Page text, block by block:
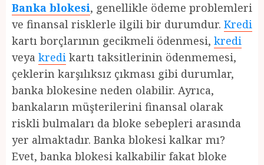
Banka blokesi, genellikle ödeme problemleri
ve finansal risklerle ilgili bir durumdur. Kredi
kartı borçlarının gecikmeli ödenmesi, kredi
veya kredi kartı taksitlerinin ödenmemesi,
çeklerin karşılıksız çıkması gibi durumlar,
banka blokesine neden olabilir. Ayrıca,
bankaların müşterilerini finansal olarak
riskli bulmaları da bloke sebepleri arasında
yer almaktadır. Banka blokesi kalkar mı?
Evet, banka blokesi kalkabilir fakat bloke